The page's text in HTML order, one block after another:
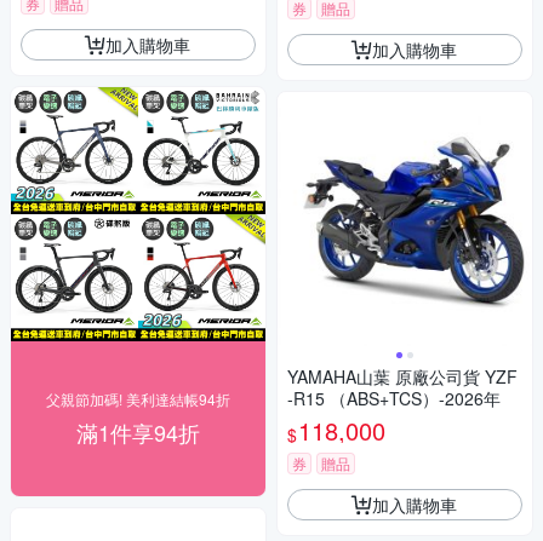
加入購物車
父親節加碼! 美利達結帳94折
滿1件享94折
券 贈品
加入購物車
YAMAHA山葉 原廠公司貨 YZF
-R15 （ABS+TCS）-2026年
$118,000
券 贈品
加入購物車